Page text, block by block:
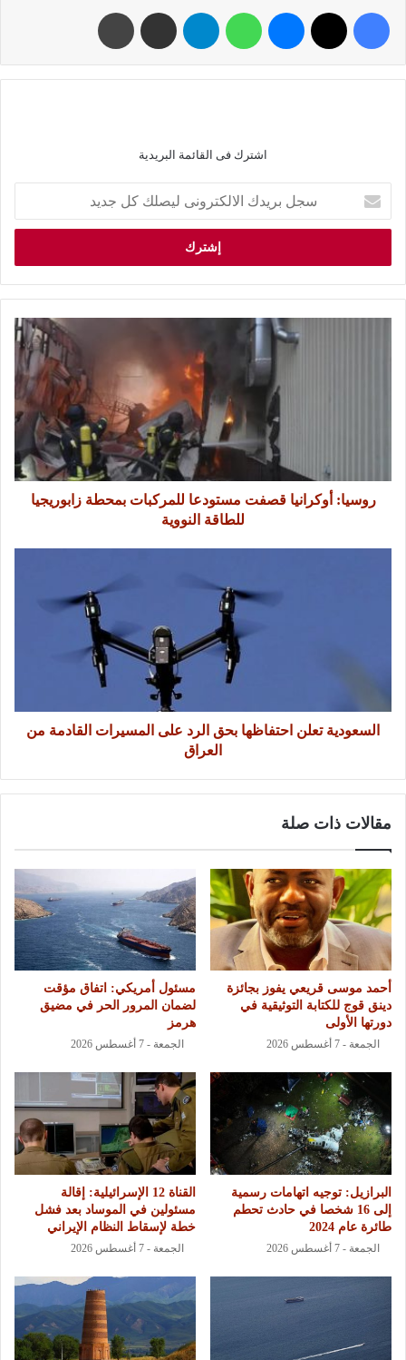
اشترك فى القائمة البريدية
روسيا: أوكرانيا قصفت مستودعا للمركبات بمحطة زابوريجيا
للطاقة النووية
السعودية تعلن احتفاظها بحق الرد على المسيرات القادمة من
العراق
مقالات ذات صلة
أحمد موسى قريعي يفوز بجائزة
دينق قوج للكتابة التوثيقية في
دورتها الأولى
الجمعة - 7 أغسطس 2026
مسئول أمريكي: اتفاق مؤقت
لضمان المرور الحر في مضيق
هرمز
الجمعة - 7 أغسطس 2026
البرازيل: توجيه اتهامات رسمية
إلى 16 شخصا في حادث تحطم
طائرة عام 2024
الجمعة - 7 أغسطس 2026
القناة 12 الإسرائيلية: إقالة
مسئولين في الموساد بعد فشل
خطة لإسقاط النظام الإيراني
الجمعة - 7 أغسطس 2026